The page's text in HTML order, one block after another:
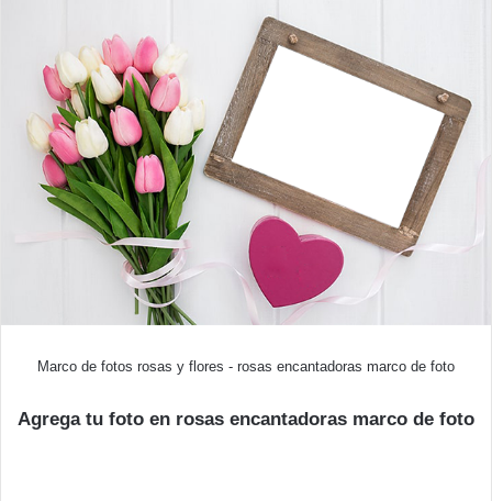
Marco de fotos rosas y flores - rosas encantadoras marco de foto
Agrega tu foto en rosas encantadoras marco de foto